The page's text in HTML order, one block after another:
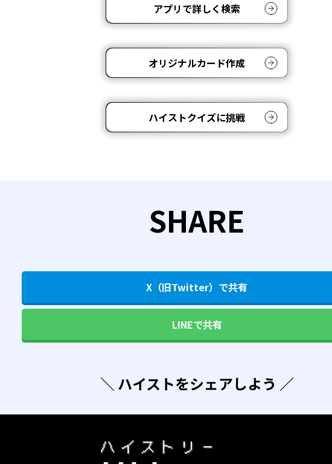
アプリで詳しく検索
オリジナルカード作成
ハイストクイズに挑戦
SHARE
X（旧Twitter）で共有
LINEで共有
＼ ハイストをシェアしよう ／